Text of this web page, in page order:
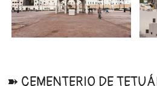
➽ CEMENTERIO DE